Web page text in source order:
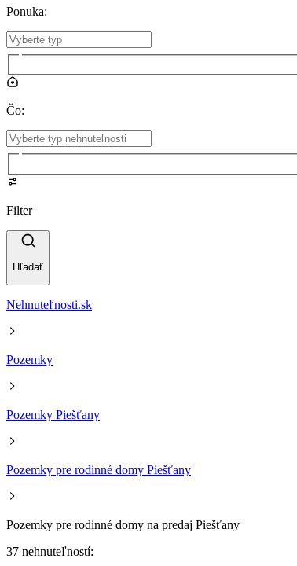
Ponuka:
Čo:
Filter
Hľadať
Nehnuteľnosti.sk
Pozemky
Pozemky Piešťany
Pozemky pre rodinné domy Piešťany
Pozemky pre rodinné domy na predaj Piešťany
37 nehnuteľností: